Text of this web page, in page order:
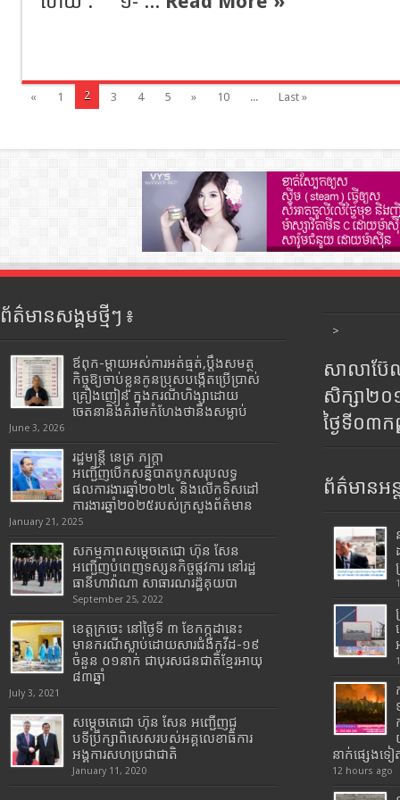
« 1 2 3 4 5 » 10 ... Last »
ព័ត៌មានសង្គមថ្មីៗ ៖
ឪពុក-ម្ដាយអស់ការអត់ធ្មត់,ប្ដឹងសមត្ថ
កិច្ចឱ្យចាប់ខ្លួនកូនប្រុសបង្កើតប្រើប្រាស់
គ្រឿងញៀន ក្នុងករណីហិង្សាដោយ
ចេតនានិងគំរាមកំហែងថានឹងសម្លាប់
June 3, 2026
រដ្ឋមន្រ្តី​ នេត្រ​ ភក្ត្រា​
អញ្ជើញបើកសន្និបាតបូកសរុបលទ្ធ
ផលការងារឆ្នាំ២០២៤ និងលើកទិសដៅ
ការងារឆ្នាំ២០២៥របស់​ក្រសួង​ព័ត៌មាន​
January 21, 2025
សកម្មភាពសម្តេចតេជោ ហ៊ុន សែន
អញ្ជើញបំពេញទស្សនកិច្ចផ្លូវការ នៅរដ្ឋ
ធានីហាវ៉ាណា សាធារណរដ្ឋគុយបា
September 25, 2022
ខេត្តក្រចេះ នៅថ្ងៃទី ៣ ខែកក្កដានេះ
មានករណីស្លាប់ដោយសារជំងឺកូវីដ-១៩
ចំនួន ០១នាក់ ជាបុរសជនជាតិខ្មែរអាយុ
៨៣ឆ្នាំ
July 3, 2021
សម្តេចតេជោ ហ៊ុន សែន អញ្ជើញជួ
បទីប្រឹក្សាពិសេសរបស់អគ្គលេខាធិការ
អង្គការសហប្រជាជាតិ
January 11, 2020
>
សាលាប៊ែ
សិក្សា២
ថ្ងៃទី០៣
ព័ត៌មានអន្
នាក់ផ្សេងទ
12 hours ago